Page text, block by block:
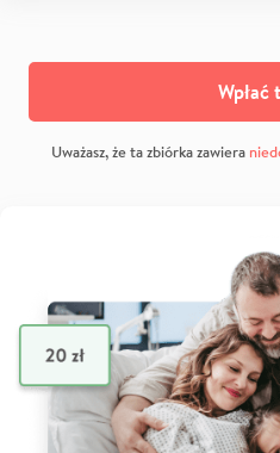
Wpłać
Uważasz, że ta zbiórka zawiera